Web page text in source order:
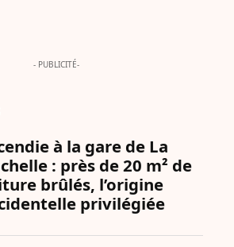
- PUBLICITÉ-